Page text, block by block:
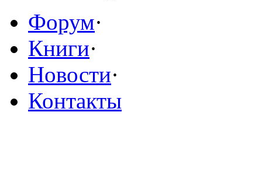
Форум·
Книги·
Новости·
Контакты